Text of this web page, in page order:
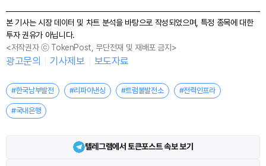
본 기사는 시장 데이터 및 차트 분석을 바탕으로 작성되었으며, 특정 종목에 대한
투자 권유가 아닙니다.
<저작권자 ⓒ TokenPost, 무단전재 및 재배포 금지>
광고문의 기사제보 보도자료
#한국남부발전 #리파이낸싱 #트럼불발전소 #전력인프라
#국내은행
텔레그램에서 토큰포스트 속보 보기